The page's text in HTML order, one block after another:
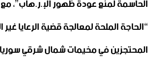
“الحاجة الملحة لمعالجة قضية الرعايا
المحتجزين في مخيمات شمال شرقي